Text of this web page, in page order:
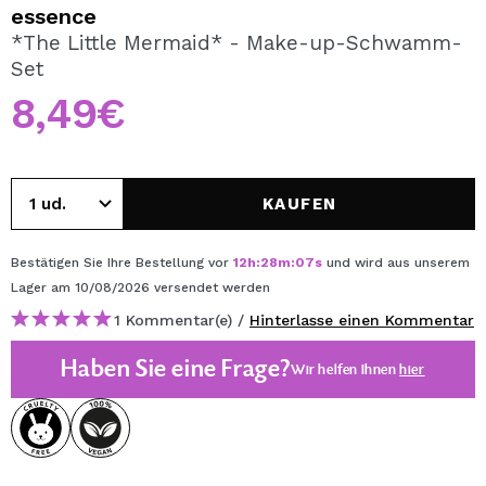
REGISTRIEREN
Durch die Erstellung eines Kontos bei Maquillalia.de
können Sie Ihre Einkäufe schnell tätigen, den Status Ihrer
Bestellungen überprüfen und Ihre bisherigen Vorgänge
einsehen.
BENUTZERKONTO ERSTELLEN
essence
*The Little Mermaid* - Make-up-Schwamm-
Set
8,49€
KAUFEN
Bestätigen Sie Ihre Bestellung vor 12h:28m:07s und wird aus unserem
Lager am 10/08/2026 versendet werden
1 Kommentar(e) / Hinterlasse einen Kommentar
Haben Sie eine Frage?Wir helfen Ihnenhier